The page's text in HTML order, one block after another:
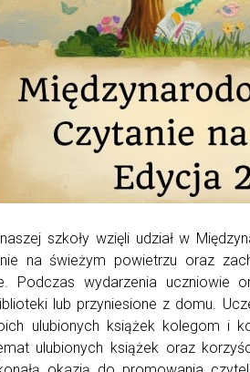
szkoły wzięli udział w
na świeżym powietrzu oraz
Podczas wydarzenia uczniowie
lub przyniesione z domu.
ulubionych książek kolegom i
ulubionych książek oraz